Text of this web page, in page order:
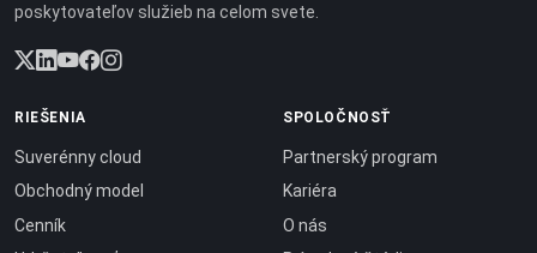
poskytovateľov služieb na celom svete.
RIEŠENIA
Suverénny cloud
Obchodný model
Cenník
SPOLOČNOSŤ
Partnerský program
Kariéra
O nás